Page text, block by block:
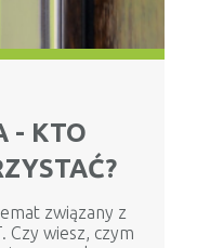
- KTO
związany z
Czy wiesz, czym